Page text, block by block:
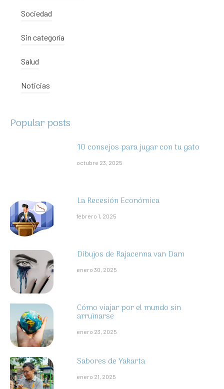
Sociedad
Sin categoría
Salud
Noticias
Popular posts
10 consejos para jugar con tu gato
octubre 23, 2025
La Recesión Económica
febrero 1, 2025
Dibujos de Rajacenna van Dam
enero 30, 2025
Cómo viajar por el mundo sin
arruinarse
enero 23, 2025
Sabores de Yakarta
enero 21, 2025